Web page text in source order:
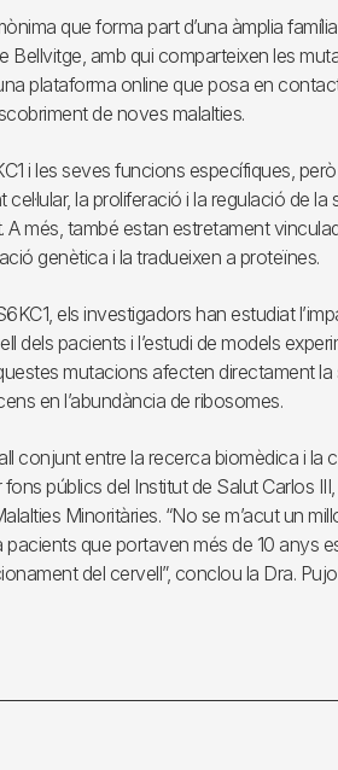
que forma part d’una àmplia
Bellvitge, amb qui comparteixen les
plataforma online que posa en
de noves malalties.
i les seves funcions específiques,
la proliferació i la regulació de la
més, també estan estretament
genètica i la tradueixen a proteïnes.
els investigadors han estudiat
dels pacients i l’estudi de models
mutacions afecten directament la
en l’abundància de ribosomes.
conjunt entre la recerca biomèdica i la
públics del Institut de Salut Carlos
Minoritàries. “No se m’acut un
que portaven més de 10 anys
del cervell”, conclou la Dra.